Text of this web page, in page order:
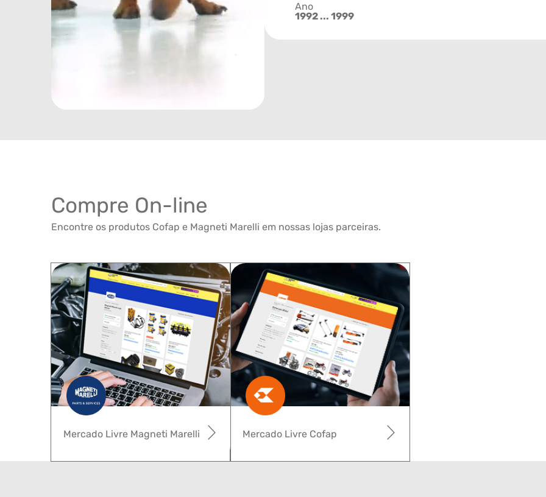
Ano
1992 ... 1999
Compre On-line
Encontre os produtos Cofap e Magneti Marelli em nossas lojas parceiras.
Mercado Livre Cofap
Mercado Livre Magneti Marelli